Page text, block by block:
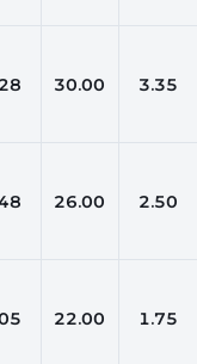
30.00 3.35
26.00 2.50
22.00 1.75